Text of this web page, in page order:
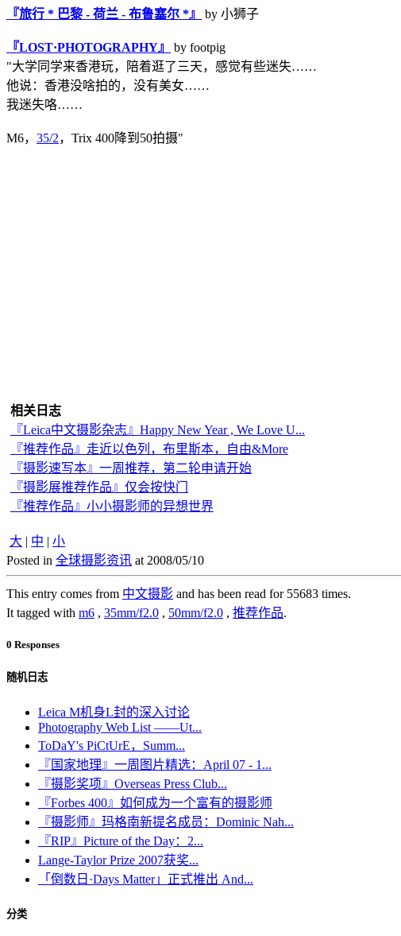
『旅行 * 巴黎 - 荷兰 - 布鲁塞尔 *』 by 小狮子
『LOST·PHOTOGRAPHY』
by footpig
"大学同学来香港玩，陪着逛了三天，感觉有些迷失……
他说：香港没啥拍的，没有美女……
我迷失咯……
M6， 35/2，Trix 400降到50拍摄"
相关日志
『Leica中文摄影杂志』Happy New Year , We Love U...
『推荐作品』走近以色列，布里斯本，自由&More
『摄影速写本』一周推荐，第二轮申请开始
『摄影展推荐作品』仅会按快门
『推荐作品』小小摄影师的异想世界
大 | 中 | 小
Posted in 全球摄影资讯 at 2008/05/10
This entry comes from 中文摄影 and has been read for 55683 times.
It tagged with m6 , 35mm/f2.0 , 50mm/f2.0 , 推荐作品.
0 Responses
随机日志
Leica M机身L封的深入讨论
Photography Web List ——Ut...
ToDaY's PiCtUrE，Summ...
『国家地理』一周图片精选：April 07 - 1...
『摄影奖项』Overseas Press Club...
『Forbes 400』如何成为一个富有的摄影师
『摄影师』玛格南新提名成员：Dominic Nah...
『RIP』Picture of the Day：2...
Lange-Taylor Prize 2007获奖...
「倒数日·Days Matter」正式推出 And...
分类